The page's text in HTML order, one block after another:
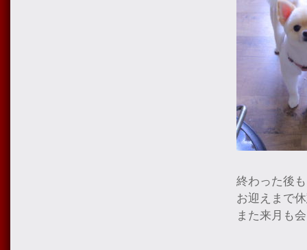
終わった後
お迎えまで
また来月も